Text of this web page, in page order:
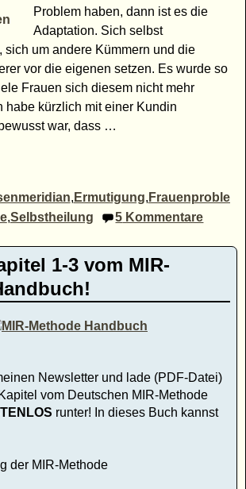
Problem haben, dann ist es die
Adaptation. Sich selbst
sich um andere Kümmern und die
vor die eigenen setzen. Es wurde so
Frauen sich diesem nicht mehr
habe kürzlich mit einer Kundin
war, dass …
, Ermutigung, Frauenproblem
,Selbstheilung 5 Kommentare
1-3 vom MIR-
Newsletter und lade (PDF-Datei)
vom Deutschen MIR-Methode
runter! In dieses Buch kannst
der MIR-Methode